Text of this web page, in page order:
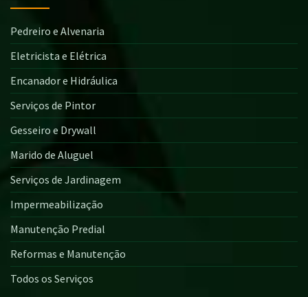
Pedreiro e Alvenaria
Eletricista e Elétrica
Encanador e Hidráulica
Serviços de Pintor
Gesseiro e Drywall
Marido de Aluguel
Serviços de Jardinagem
Impermeabilização
Manutenção Predial
Reformas e Manutenção
Todos os Serviços